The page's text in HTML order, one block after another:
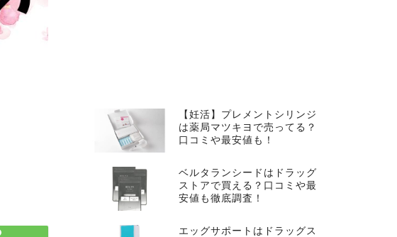
【妊活】プレメントシリンジ
は薬局マツキヨで売ってる？
口コミや最安値も！
ベルタランシードはドラッグ
ストアで買える？口コミや最
安値も徹底調査！
エッグサポートはドラッグス